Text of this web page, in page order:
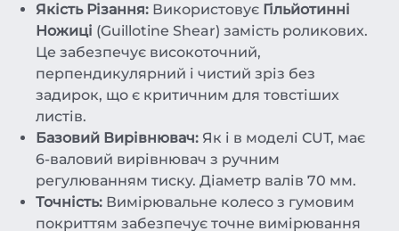
Якість Різання: Використовує Гільйотинні
Ножиці (Guillotine Shear) замість роликових.
Це забезпечує високоточний,
перпендикулярний і чистий зріз без
задирок, що є критичним для товстіших
листів.
Базовий Вирівнювач: Як і в моделі CUT, має
6-валовий вирівнювач з ручним
регулюванням тиску. Діаметр валів 70 мм.
Точність: Вимірювальне колесо з гумовим
покриттям забезпечує точне вимірювання